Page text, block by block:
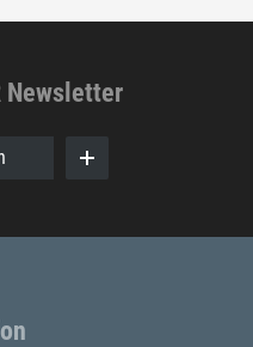
Newsletter